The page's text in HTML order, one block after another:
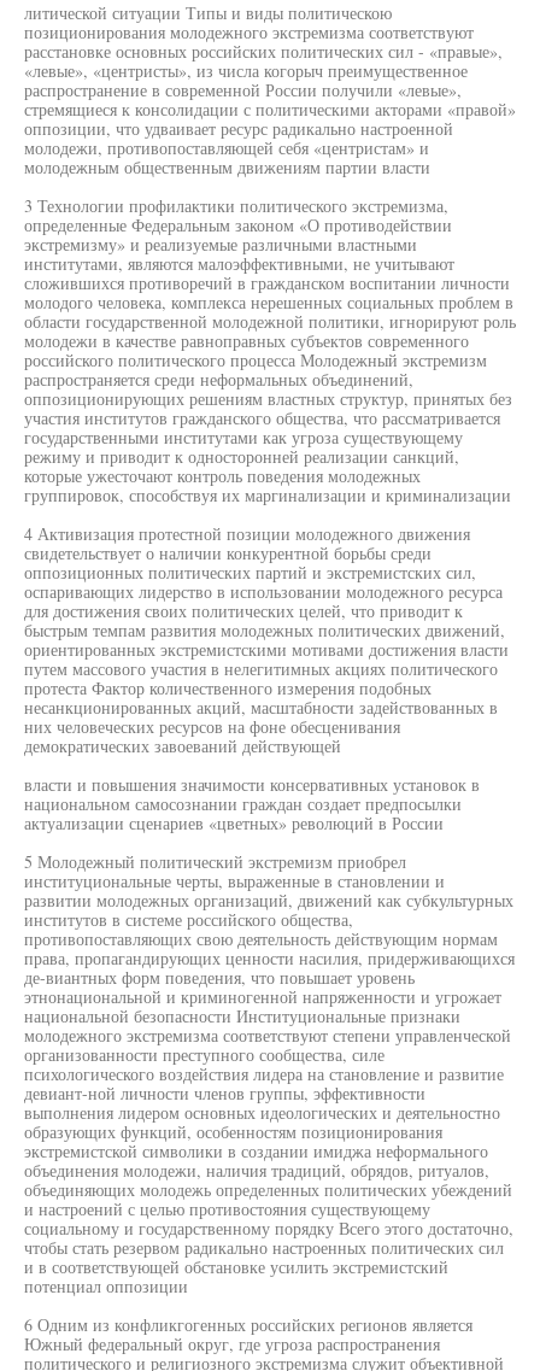
литической ситуации Типы и виды политическою
позиционирования молодежного экстремизма соответствуют
расстановке основных российских политических сил - «правые»,
«левые», «центристы», из числа когорыч преимущественное
распространение в современной России получили «левые»,
стремящиеся к консолидации с политическими акторами «правой»
оппозиции, что удваивает ресурс радикально настроенной
молодежи, противопоставляющей себя «центристам» и
молодежным общественным движениям партии власти
3 Технологии профилактики политического экстремизма,
определенные Федеральным законом «О противодействии
экстремизму» и реализуемые различными властными
институтами, являются малоэффективными, не учитывают
сложившихся противоречий в гражданском воспитании личности
молодого человека, комплекса нерешенных социальных проблем в
области государственной молодежной политики, игнорируют роль
молодежи в качестве равноправных субъектов современного
российского политического процесса Молодежный экстремизм
распространяется среди неформальных объединений,
оппозиционирующих решениям властных структур, принятых без
участия институтов гражданского общества, что рассматривается
государственными институтами как угроза существующему
режиму и приводит к односторонней реализации санкций,
которые ужесточают контроль поведения молодежных
группировок, способствуя их маргинализации и криминализации
4 Активизация протестной позиции молодежного движения
свидетельствует о наличии конкурентной борьбы среди
оппозиционных политических партий и экстремистских сил,
оспаривающих лидерство в использовании молодежного ресурса
для достижения своих политических целей, что приводит к
быстрым темпам развития молодежных политических движений,
ориентированных экстремистскими мотивами достижения власти
путем массового участия в нелегитимных акциях политического
протеста Фактор количественного измерения подобных
несанкционированных акций, масштабности задействованных в
них человеческих ресурсов на фоне обесценивания
демократических завоеваний действующей
власти и повышения значимости консервативных установок в
национальном самосознании граждан создает предпосылки
актуализации сценариев «цветных» революций в России
5 Молодежный политический экстремизм приобрел
институциональные черты, выраженные в становлении и
развитии молодежных организаций, движений как субкультурных
институтов в системе российского общества,
противопоставляющих свою деятельность действующим нормам
права, пропагандирующих ценности насилия, придерживающихся
де-виантных форм поведения, что повышает уровень
этнонациональной и криминогенной напряженности и угрожает
национальной безопасности Институциональные признаки
молодежного экстремизма соответствуют степени управленческой
организованности преступного сообщества, силе
психологического воздействия лидера на становление и развитие
девиант-ной личности членов группы, эффективности
выполнения лидером основных идеологических и деятельностно
образующих функций, особенностям позиционирования
экстремистской символики в создании имиджа неформального
объединения молодежи, наличия традиций, обрядов, ритуалов,
объединяющих молодежь определенных политических убеждений
и настроений с целью противостояния существующему
социальному и государственному порядку Всего этого достаточно,
чтобы стать резервом радикально настроенных политических сил
и в соответствующей обстановке усилить экстремистский
потенциал оппозиции
6 Одним из конфликгогенных российских регионов является
Южный федеральный округ, где угроза распространения
политического и религиозного экстремизма служит объективной